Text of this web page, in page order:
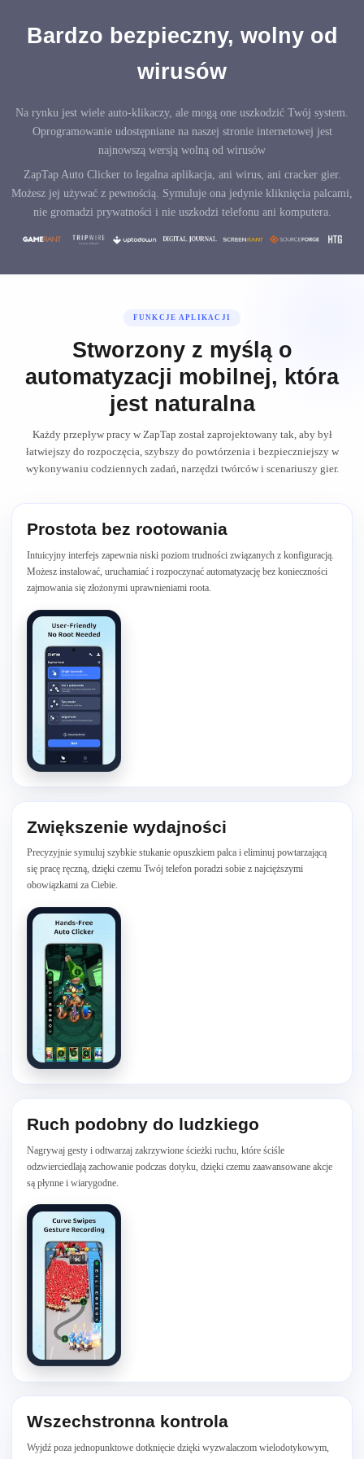
Bardzo bezpieczny, wolny od
wirusów
Na rynku jest wiele auto-klikaczy, ale mogą one uszkodzić Twój system.
Oprogramowanie udostępniane na naszej stronie internetowej jest
najnowszą wersją wolną od wirusów
ZapTap Auto Clicker to legalna aplikacja, ani wirus, ani cracker gier.
Możesz jej używać z pewnością. Symuluje ona jedynie kliknięcia palcami,
nie gromadzi prywatności i nie uszkodzi telefonu ani komputera.
FUNKCJE APLIKACJI
Stworzony z myślą o
automatyzacji mobilnej, która
jest naturalna
Każdy przepływ pracy w ZapTap został zaprojektowany tak, aby był
łatwiejszy do rozpoczęcia, szybszy do powtórzenia i bezpieczniejszy w
wykonywaniu codziennych zadań, narzędzi twórców i scenariuszy gier.
Prostota bez rootowania
Intuicyjny interfejs zapewnia niski poziom trudności związanych z konfiguracją.
Możesz instalować, uruchamiać i rozpoczynać automatyzację bez konieczności
zajmowania się złożonymi uprawnieniami roota.
Zwiększenie wydajności
Precyzyjnie symuluj szybkie stukanie opuszkiem palca i eliminuj powtarzającą
się pracę ręczną, dzięki czemu Twój telefon poradzi sobie z najcięższymi
obowiązkami za Ciebie.
Ruch podobny do ludzkiego
Nagrywaj gesty i odtwarzaj zakrzywione ścieżki ruchu, które ściśle
odzwierciedlają zachowanie podczas dotyku, dzięki czemu zaawansowane akcje
są płynne i wiarygodne.
Wszechstronna kontrola
Wyjdź poza jednopunktowe dotknięcie dzięki wyzwalaczom wielodotykowym,